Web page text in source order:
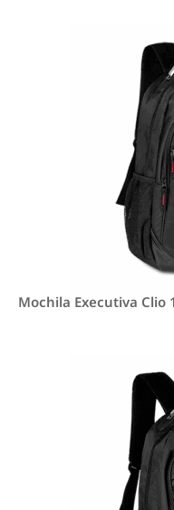
Mochila Executiva Clio